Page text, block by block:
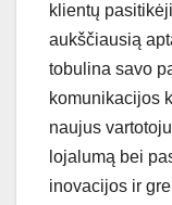
klientų
aukščiausią
tobulina savo
komunikacijos
naujus
lojalumą bei
inovacijos ir